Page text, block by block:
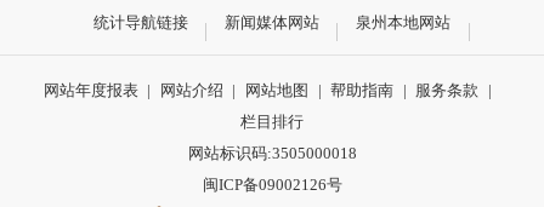
统计导航链接 新闻媒体网站 泉州本地网站
网站年度报表 | 网站介绍 | 网站地图 | 帮助指南 | 服务条款
|
栏目排行
网站标识码:3505000018
闽ICP备09002126号